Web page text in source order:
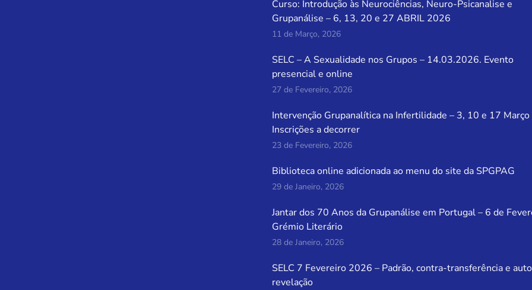
Curso: Introdução às Neurociências, Neuro-Psicanalise e
Grupanálise – 6, 13, 20 e 27 ABRIL 2026
11 de Março, 2026
SELC – A Sexualidade nos Grupos – 14.03.2026. Evento
presencial e online
27 de Fevereiro, 2026
Intervenção Grupanalítica na Infertilidade – 3, 10 e 17 Março
Inscrições a decorrer
23 de Fevereiro, 2026
Biblioteca online adicionada ao menu do site da SPGPAG
29 de Janeiro, 2026
Jantar dos 70 Anos da Grupanálise em Portugal – 6 de
Grémio Literário
28 de Janeiro, 2026
SELC 7 Fevereiro 2026 – Padrão, contra-transferência e
revelação